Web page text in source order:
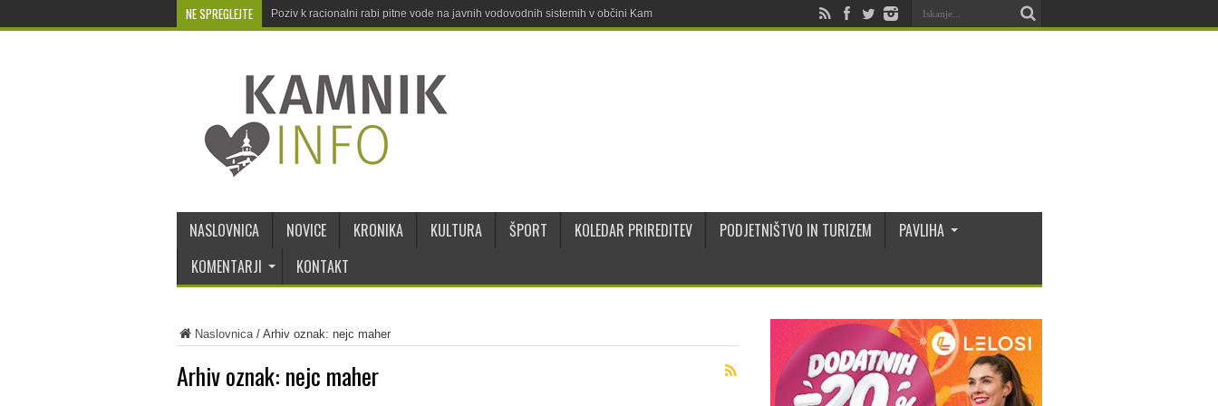
NE SPREGLEJTE Poziv k racionalni rabi pitne vode na javnih vodovodnih sistemih v občini Kamnik
NASLOVNICA NOVICE KRONIKA KULTURA ŠPORT KOLEDAR PRIREDITEV PODJETNIŠTVO IN TURIZEM
PAVLIHA
KOMENTARJI
KONTAKT
Naslovnica/ Arhiv oznak: nejc maher
Arhiv oznak: nejc maher